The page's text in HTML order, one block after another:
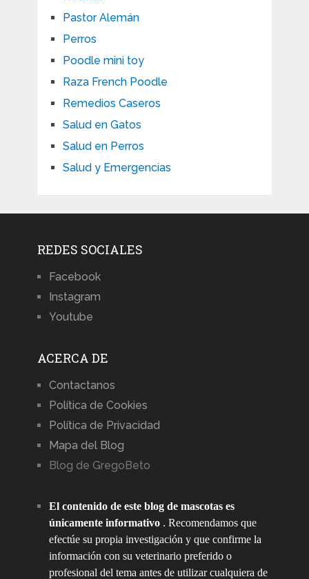
Pastor Alemán
Perros
Poodle mini toy
Raza French Poodle
Remedios Caseros
Salud en Gatos
Salud en Perros
Salud y Emergencias
REDES SOCIALES
Facebook
Instagram
Youtube
ACERCA DE
Contactanos
Política de Cookies
Política de Privacidad
Mapa del Blog
Blog de GregoBeto
El contenido de este blog de mascotas es
únicamente informativo. Recomendamos que
efectúe su propia investigación y que confirme la
información con su veterinario preferido o
profesional del tema antes de utilizar cualquiera de